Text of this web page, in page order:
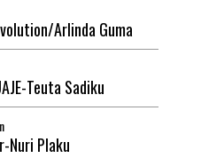
Arlinda Guma
Teuta Sadiku
Nuri Plaku